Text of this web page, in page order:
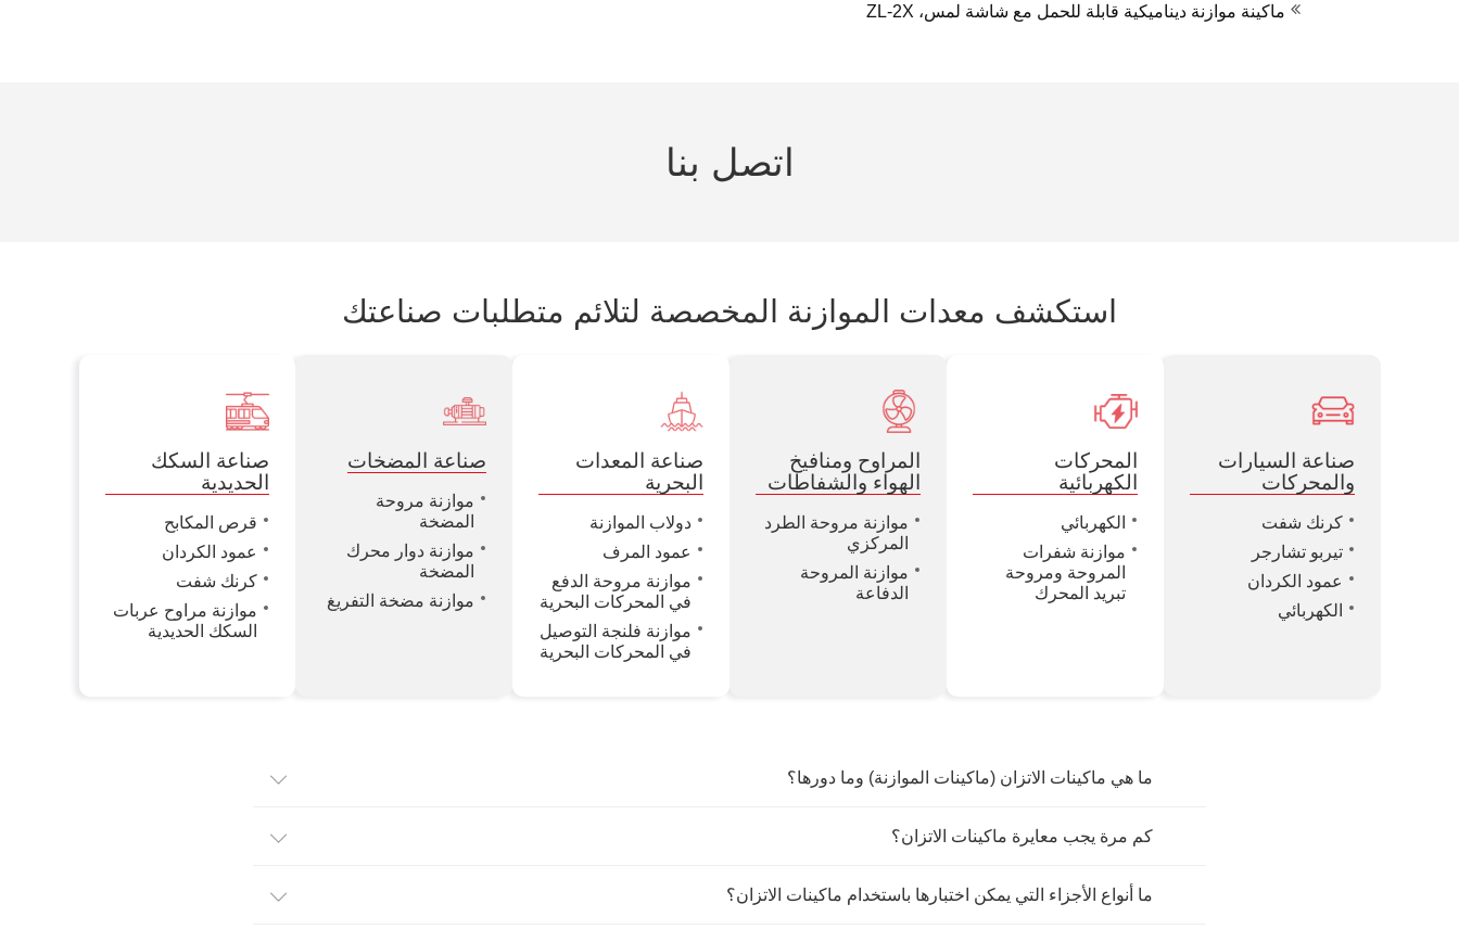
ماكينة موازنة ديناميكية قابلة للحمل مع شاشة لمس، ZL-2X
اتصل بنا
استكشف معدات الموازنة المخصصة لتلائم متطلبات صناعتك
صناعة السيارات
والمحركات
كرنك شفت
تيربو تشارجر
عمود الكردان
الكهربائي
المحركات
الكهربائية
الكهربائي
موازنة شفرات
المروحة ومروحة
تبريد المحرك
المراوح ومنافيخ
الهواء والشفاطات
موازنة مروحة الطرد
المركزي
موازنة المروحة
الدفاعة
صناعة المعدات
البحرية
دولاب الموازنة
عمود المرف
موازنة مروحة الدفع
في المحركات البحرية
موازنة فلنجة التوصيل
في المحركات البحرية
صناعة المضخات
موازنة مروحة
المضخة
موازنة دوار محرك
المضخة
موازنة مضخة التفريغ
صناعة السكك
الحديدية
قرص المكابح
عمود الكردان
كرنك شفت
موازنة مراوح عربات
السكك الحديدية
ما هي ماكينات الاتزان (ماكينات الموازنة) وما دورها؟
كم مرة يجب معايرة ماكينات الاتزان؟
ما أنواع الأجزاء التي يمكن اختبارها باستخدام ماكينات الاتزان؟